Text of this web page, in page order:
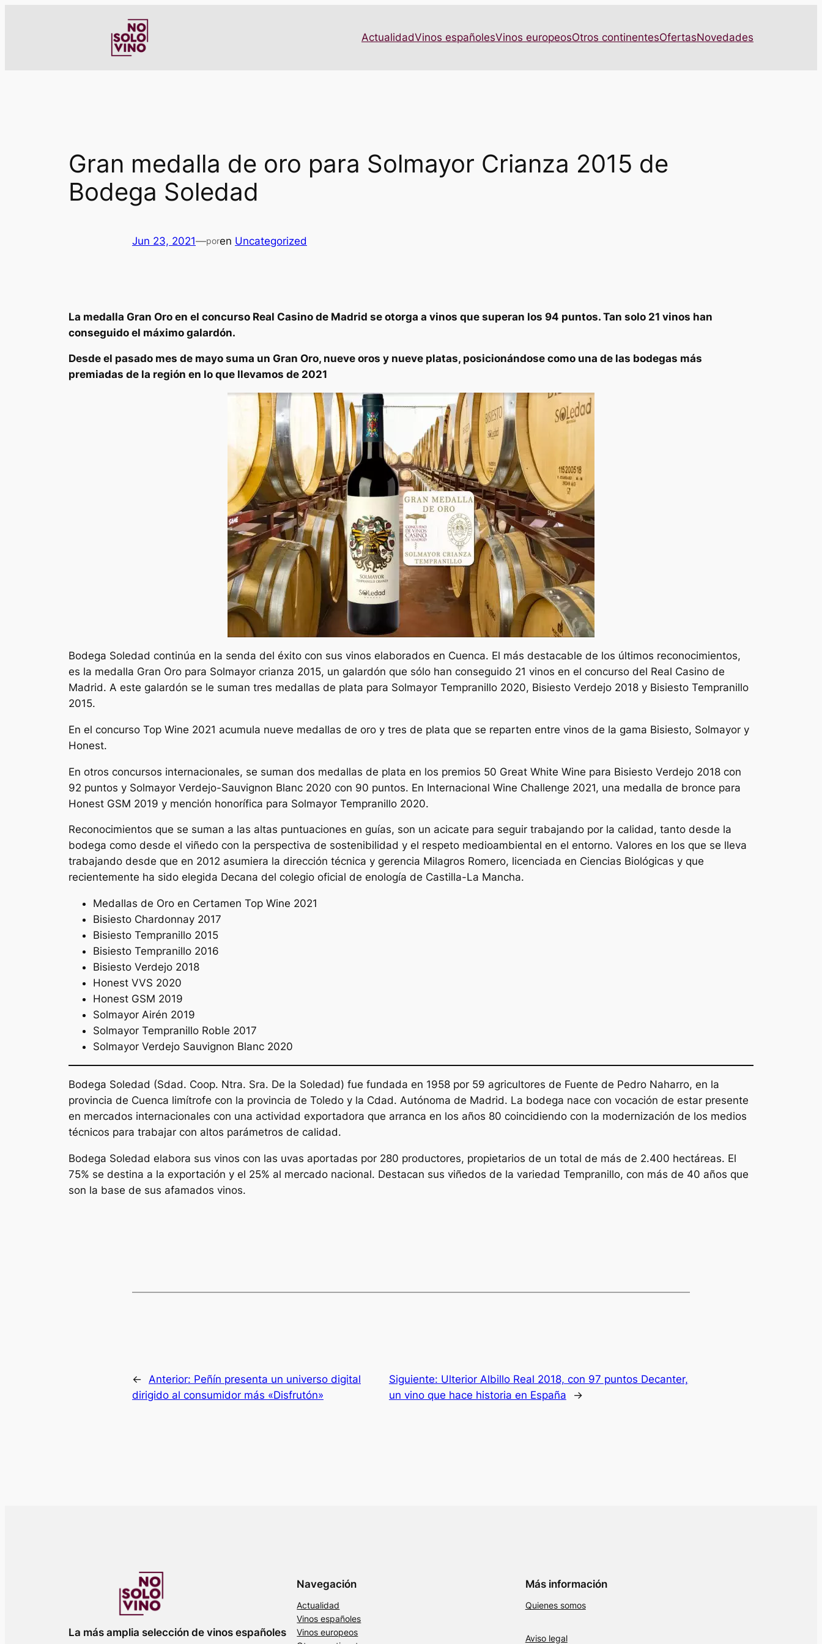
ActualidadVinos españolesVinos europeosOtros continentesOfertasNovedades
Gran medalla de oro para Solmayor Crianza 2015 de
Bodega Soledad
Jun 23, 2021—poren Uncategorized
La medalla Gran Oro en el concurso Real Casino de Madrid se otorga a vinos que superan los 94 puntos. Tan solo 21 vinos han
conseguido el máximo galardón.
Desde el pasado mes de mayo suma un Gran Oro, nueve oros y nueve platas, posicionándose como una de las bodegas más
premiadas de la región en lo que llevamos de 2021
Bodega Soledad continúa en la senda del éxito con sus vinos elaborados en Cuenca. El más destacable de los últimos reconocimientos,
es la medalla Gran Oro para Solmayor crianza 2015, un galardón que sólo han conseguido 21 vinos en el concurso del Real Casino de
Madrid. A este galardón se le suman tres medallas de plata para Solmayor Tempranillo 2020, Bisiesto Verdejo 2018 y Bisiesto Tempranillo
2015.
En el concurso Top Wine 2021 acumula nueve medallas de oro y tres de plata que se reparten entre vinos de la gama Bisiesto, Solmayor y
Honest.
En otros concursos internacionales, se suman dos medallas de plata en los premios 50 Great White Wine para Bisiesto Verdejo 2018 con
92 puntos y Solmayor Verdejo-Sauvignon Blanc 2020 con 90 puntos. En Internacional Wine Challenge 2021, una medalla de bronce para
Honest GSM 2019 y mención honorífica para Solmayor Tempranillo 2020.
Reconocimientos que se suman a las altas puntuaciones en guías, son un acicate para seguir trabajando por la calidad, tanto desde la
bodega como desde el viñedo con la perspectiva de sostenibilidad y el respeto medioambiental en el entorno. Valores en los que se lleva
trabajando desde que en 2012 asumiera la dirección técnica y gerencia Milagros Romero, licenciada en Ciencias Biológicas y que
recientemente ha sido elegida Decana del colegio oficial de enología de Castilla-La Mancha.
Medallas de Oro en Certamen Top Wine 2021
Bisiesto Chardonnay 2017
Bisiesto Tempranillo 2015
Bisiesto Tempranillo 2016
Bisiesto Verdejo 2018
Honest VVS 2020
Honest GSM 2019
Solmayor Airén 2019
Solmayor Tempranillo Roble 2017
Solmayor Verdejo Sauvignon Blanc 2020
Bodega Soledad (Sdad. Coop. Ntra. Sra. De la Soledad) fue fundada en 1958 por 59 agricultores de Fuente de Pedro Naharro, en la
provincia de Cuenca limítrofe con la provincia de Toledo y la Cdad. Autónoma de Madrid. La bodega nace con vocación de estar presente
en mercados internacionales con una actividad exportadora que arranca en los años 80 coincidiendo con la modernización de los medios
técnicos para trabajar con altos parámetros de calidad.
Bodega Soledad elabora sus vinos con las uvas aportadas por 280 productores, propietarios de un total de más de 2.400 hectáreas. El
75% se destina a la exportación y el 25% al mercado nacional. Destacan sus viñedos de la variedad Tempranillo, con más de 40 años que
son la base de sus afamados vinos.
← Anterior: Peñín presenta un universo digital
dirigido al consumidor más «Disfrutón»
Siguiente: Ulterior Albillo Real 2018, con 97 puntos Decanter,
un vino que hace historia en España
→
La más amplia selección de vinos españoles
Navegación
Actualidad
Vinos españoles
Vinos europeos
Más información
Quienes somos
Aviso legal